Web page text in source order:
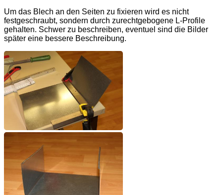
Um das Blech an den Seiten zu fixieren wird es nicht
festgeschraubt, sondern durch zurechtgebogene L-Profile
gehalten. Schwer zu beschreiben, eventuel sind die Bilder
später eine bessere Beschreibung.